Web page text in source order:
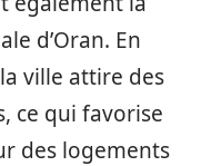
d’Oran. En
ville attire des
ce qui favorise
des logements